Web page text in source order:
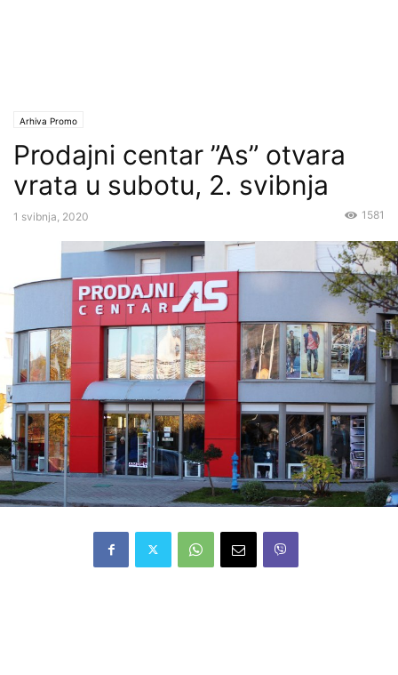
Arhiva Promo
Prodajni centar ”As” otvara
vrata u subotu, 2. svibnja
1 svibnja, 2020 1581